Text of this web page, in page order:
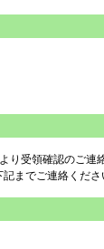
り受領確認のご連
までご連絡くださ